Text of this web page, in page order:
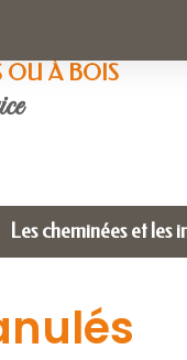
OU À BOIS
Les cheminées et les